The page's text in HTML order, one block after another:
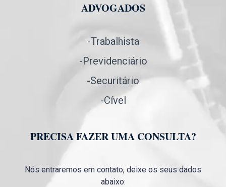
ADVOGADOS
-Trabalhista
-Previdenciário
-Securitário
-Cível
PRECISA FAZER UMA CONSULTA?
Nós entraremos em contato, deixe os seus dados
abaixo: